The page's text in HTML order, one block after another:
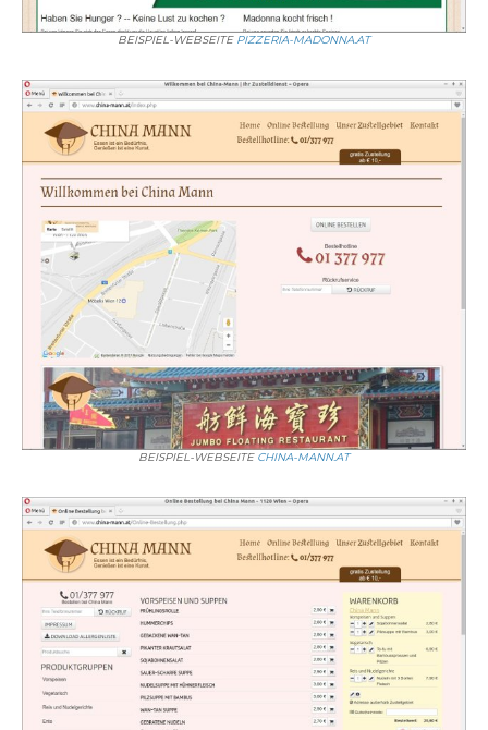
BEISPIEL-WEBSEITE PIZZERIA-MADONNA.AT
BEISPIEL-WEBSEITE CHINA-MANN.AT